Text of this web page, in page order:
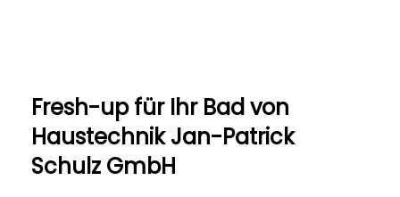
Fresh-up für Ihr Bad von
Haustechnik Jan-Patrick
Schulz GmbH